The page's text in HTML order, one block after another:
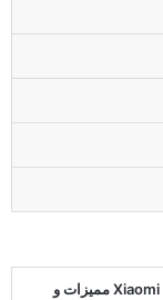
سعر و مواصفات Xiaomi Redmi K90 Ultra مميزات و